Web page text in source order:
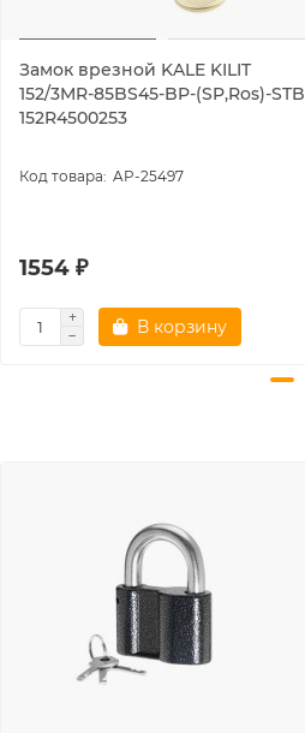
Замок врезной KALE KILIT
152/3MR-85BS45-BP-(SP,Ros)-STB
152R4500253
AP-25497
1554 ₽
В корзину